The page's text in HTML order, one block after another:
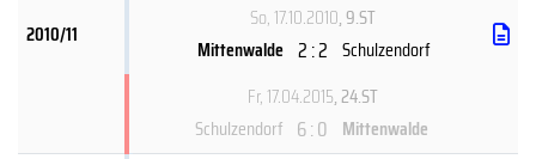
2010/11
So, 17.10.2010, 9.ST
Mittenwalde 2 : 2 Schulzendorf
Fr, 17.04.2015, 24.ST
Schulzendorf 6 : 0 Mittenwalde